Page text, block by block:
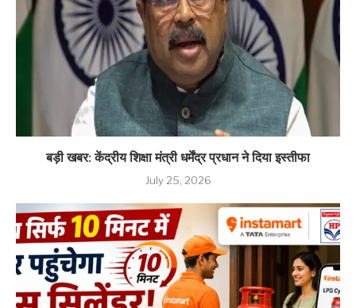
बड़ी खबर: केंद्रीय शिक्षा मंत्री धर्मेंद्र प्रधान ने दिया इस्तीफा
July 25, 2026